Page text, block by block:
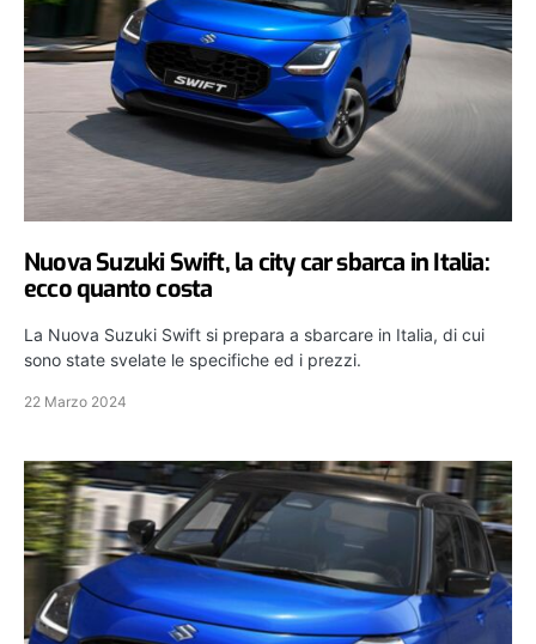
Nuova Suzuki Swift, la city car sbarca in Italia:
ecco quanto costa
La Nuova Suzuki Swift si prepara a sbarcare in Italia, di cui
sono state svelate le specifiche ed i prezzi.
22 Marzo 2024